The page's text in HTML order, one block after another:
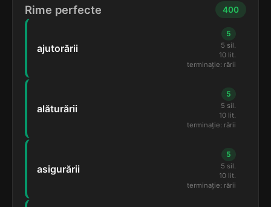
Rime perfecte 400
ajutorării
5
5 sil.
10 lit.
terminație: rării
alăturării
5
5 sil.
10 lit.
terminație: rării
asigurării
5
5 sil.
10 lit.
terminație: rării